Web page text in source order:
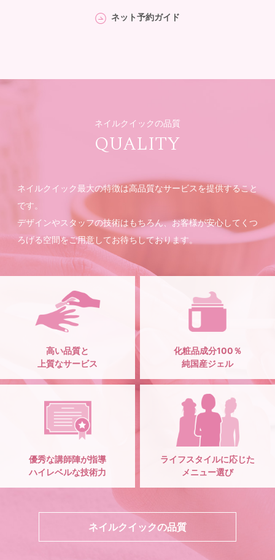
ネット予約ガイド
ネイルクイックの品質
QUALITY
ネイルクイック最大の特徴は高品質なサービスを提供すること
です。
デザインやスタッフの技術はもちろん、お客様が安心してくつ
ろげる空間をご用意してお待ちしております。
高い品質と
上質なサービス
化粧品成分100％
純国産ジェル
優秀な講師陣が指導
ハイレベルな技術力
ライフスタイルに応じた
メニュー選び
ネイルクイックの品質